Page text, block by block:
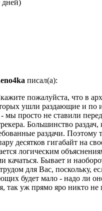
дней)
писал(а):
пожалуйста, что в
ушли раздающие и
мы просто не ставили
Большинство
раздачи.
десятков гигабайт на
логическим
качаться. Бывает и
для Вас, поскольку,
будет мало - надо ли
так уж прямо яро никто не